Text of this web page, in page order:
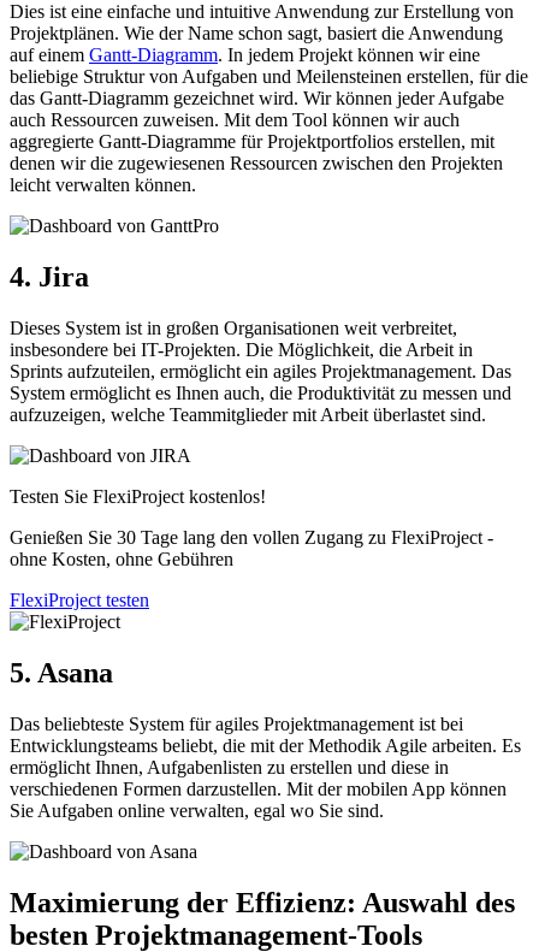
Dies ist eine einfache und intuitive Anwendung zur Erstellung von
Projektplänen. Wie der Name schon sagt, basiert die Anwendung
auf einem Gantt-Diagramm. In jedem Projekt können wir eine
beliebige Struktur von Aufgaben und Meilensteinen erstellen, für die
das Gantt-Diagramm gezeichnet wird. Wir können jeder Aufgabe
auch Ressourcen zuweisen. Mit dem Tool können wir auch
aggregierte Gantt-Diagramme für Projektportfolios erstellen, mit
denen wir die zugewiesenen Ressourcen zwischen den Projekten
leicht verwalten können.
4. Jira
Dieses System ist in großen Organisationen weit verbreitet,
insbesondere bei IT-Projekten. Die Möglichkeit, die Arbeit in
Sprints aufzuteilen, ermöglicht ein agiles Projektmanagement. Das
System ermöglicht es Ihnen auch, die Produktivität zu messen und
aufzuzeigen, welche Teammitglieder mit Arbeit überlastet sind.
Testen Sie FlexiProject kostenlos!
Genießen Sie 30 Tage lang den vollen Zugang zu FlexiProject -
ohne Kosten, ohne Gebühren
FlexiProject testen
5. Asana
Das beliebteste System für agiles Projektmanagement ist bei
Entwicklungsteams beliebt, die mit der Methodik Agile arbeiten. Es
ermöglicht Ihnen, Aufgabenlisten zu erstellen und diese in
verschiedenen Formen darzustellen. Mit der mobilen App können
Sie Aufgaben online verwalten, egal wo Sie sind.
Maximierung der Effizienz: Auswahl des
besten Projektmanagement-Tools